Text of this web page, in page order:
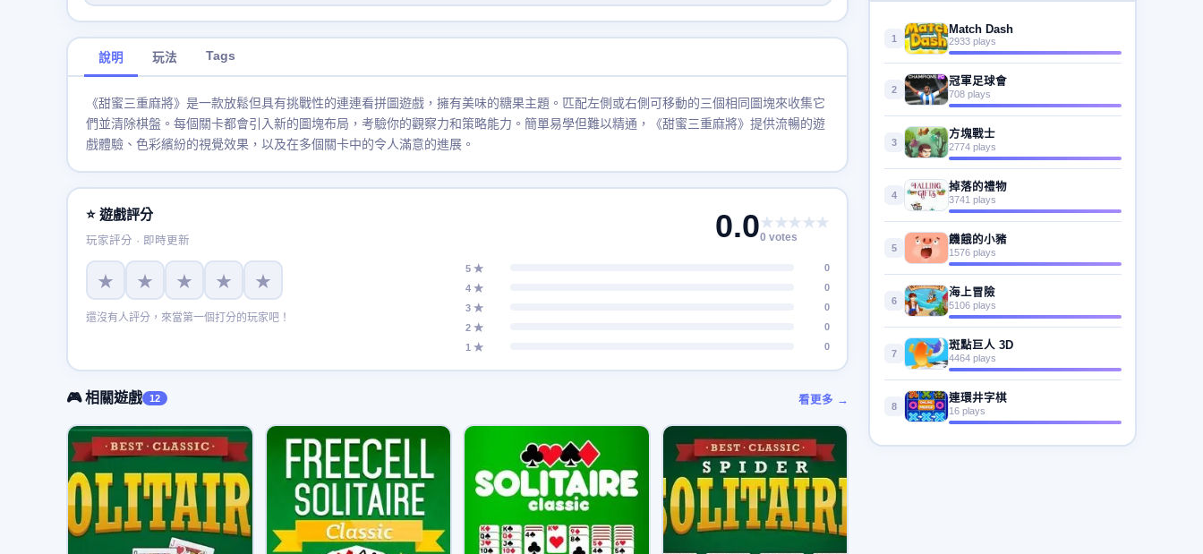
說明 玩法 Tags
《甜蜜三重麻將》是一款放鬆但具有挑戰性的連連看拼圖遊戲，擁有美味的糖果主題。匹配左側或右側可移動的三個相同圖塊來收集它
們並清除棋盤。每個關卡都會引入新的圖塊布局，考驗你的觀察力和策略能力。簡單易學但難以精通，《甜蜜三重麻將》提供流暢的遊
戲體驗、色彩繽紛的視覺效果，以及在多個關卡中的令人滿意的進展。
⭐ 遊戲評分
玩家評分 · 即時更新 0.0★★★★★
0 votes
★ ★ ★ ★ ★
還沒有人評分，來當第一個打分的玩家吧！
5 ★
0
4 ★
0
3 ★
0
2 ★
0
1 ★
0
🎮 相關遊戲 12 看更多 →
1
Match Dash
2933 plays
2
冠軍足球會
708 plays
3
方塊戰士
2774 plays
4
掉落的禮物
3741 plays
5
饑餓的小豬
1576 plays
6
海上冒險
5106 plays
7
斑點巨人 3D
4464 plays
8
連環井字棋
16 plays